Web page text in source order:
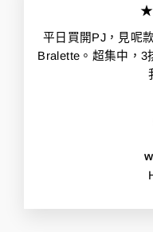
平日買開PJ，見呢
Bralette。超集中，3